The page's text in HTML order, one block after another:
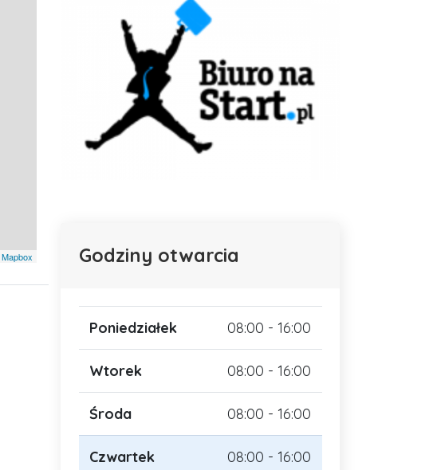
Mapbox Godziny otwarcia
Poniedziałek 08:00 - 16:00
Wtorek 08:00 - 16:00
Środa 08:00 - 16:00
Czwartek 08:00 - 16:00